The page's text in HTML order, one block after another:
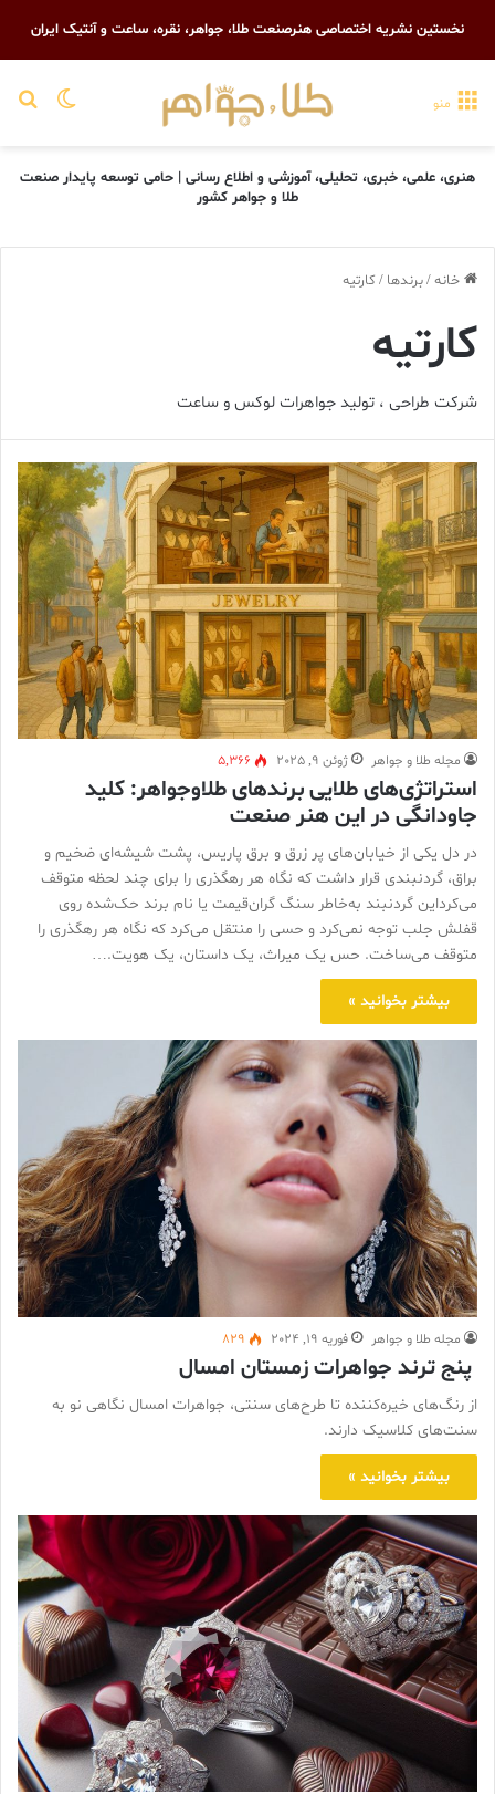
نخستین نشریه اختصاصی هنرصنعت طلا، جواهر، نقره، ساعت و آنتیک ایران
تغییر منو
هنری، علمی، خبری، تحلیلی، آموزشی و اطلاع رسانی | حامی توسعه پایدار صنعت
طلا و جواهر کشور
خانه/برندها / کارتیه
کارتیه
شرکت طراحی ، تولید جواهرات لوکس و ساعت
مجله طلا و جواهر ژوئن 9, 2025 5,366
استراتژی‌های طلایی برندهای طلاوجواهر: کلید
جاودانگی در این هنر صنعت
در دل یکی از خیابان‌های پر زرق و برق پاریس، پشت شیشه‌ای ضخیم و
براق، گردنبندی قرار داشت که نگاه هر رهگذری را برای چند لحظه متوقف
می‌کرداین گردنبند به‌خاطر سنگ گران‌قیمت یا نام برند حک‌شده روی
قفلش جلب توجه نمی‌کرد و حسی را منتقل می‌کرد که نگاه هر رهگذری را
متوقف می‌ساخت. حس یک میراث، یک داستان، یک هویت.…
بیشتر بخوانید »
مجله طلا و جواهر فوریه 19, 2024 829
پنج ترند جواهرات زمستان امسال
از رنگ‌های خیره‌کننده تا طرح‌های سنتی، جواهرات امسال نگاهی نو به
سنت‌های کلاسیک دارند.
بیشتر بخوانید »